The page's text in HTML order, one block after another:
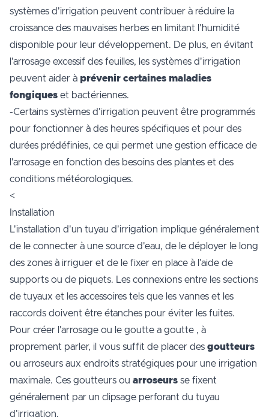
systèmes d'irrigation peuvent contribuer à réduire la
croissance des mauvaises herbes en limitant l'humidité
disponible pour leur développement. De plus, en évitant
l'arrosage excessif des feuilles, les systèmes d'irrigation
peuvent aider à prévenir certaines maladies
fongiques et bactériennes.
-Certains systèmes d'irrigation peuvent être programmés
pour fonctionner à des heures spécifiques et pour des
durées prédéfinies, ce qui permet une gestion efficace de
l'arrosage en fonction des besoins des plantes et des
conditions météorologiques.
<
Installation
L'installation d'un tuyau d'irrigation implique généralement
de le connecter à une source d'eau, de le déployer le long
des zones à irriguer et de le fixer en place à l'aide de
supports ou de piquets. Les connexions entre les sections
de tuyaux et les accessoires tels que les vannes et les
raccords doivent être étanches pour éviter les fuites.
Pour créer l'arrosage ou le goutte a goutte , à
proprement parler, il vous suffit de placer des goutteurs
ou arroseurs aux endroits stratégiques pour une irrigation
maximale. Ces goutteurs ou arroseurs se fixent
généralement par un clipsage perforant du tuyau
d'irrigation.